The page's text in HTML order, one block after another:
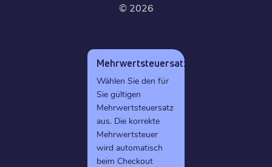
© 2026
Mehrwertsteuersatz
Wählen Sie den für
Sie gültigen
Mehrwertsteuersatz
aus. Die korrekte
Mehrwertsteuer
wird automatisch
beim Checkout